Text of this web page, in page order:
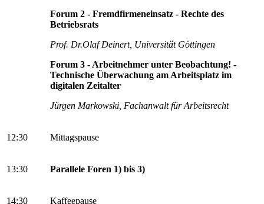
Forum 2 - Fremdfirmeneinsatz - Rechte des
Betriebsrats
Prof. Dr.Olaf Deinert, Universität Göttingen
Forum 3 - Arbeitnehmer unter Beobachtung! -
Technische Überwachung am Arbeitsplatz im
digitalen Zeitalter
Jürgen Markowski, Fachanwalt für Arbeitsrecht
12:30 Mittagspause
13:30 Parallele Foren 1) bis 3)
14:30 Kaffeepause